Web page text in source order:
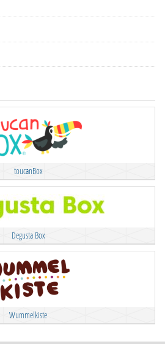
toucanBox
Degusta Box
Wummelkiste